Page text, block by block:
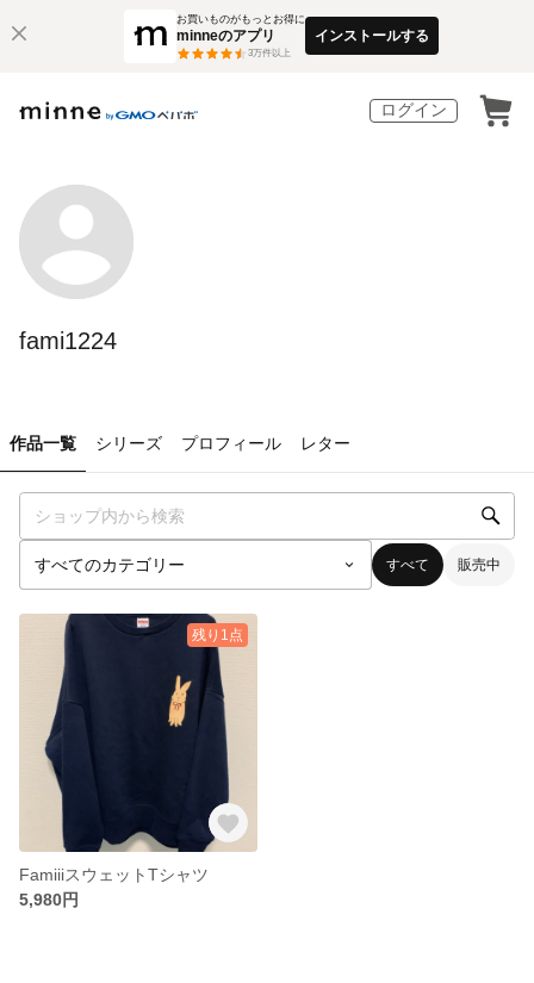
お買いものがもっとお得に
minneのアプリ
3万件以上
インストールする
ログイン
fami1224
作品一覧 シリーズ プロフィール レター
すべて 販売中
残り1点
FamiiiスウェットTシャツ
5,980円